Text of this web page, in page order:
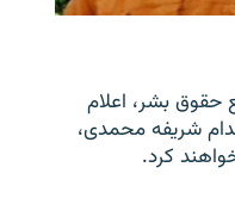
حقوق بشر، اعلام
شریفه محمدی،
کرد.